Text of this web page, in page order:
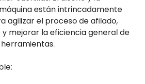
están intrincadamente
agilizar el proceso de afilado,
mejorar la eficiencia general de